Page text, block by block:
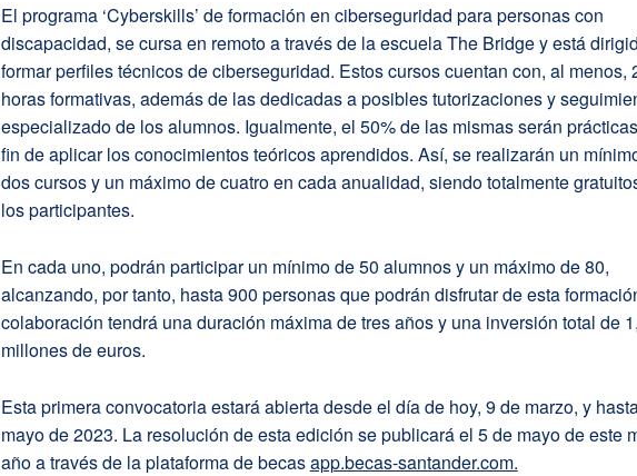
El programa ‘Cyberskills’ de formación en ciberseguridad para personas con
discapacidad, se cursa en remoto a través de la escuela The Bridge y está
formar perfiles técnicos de ciberseguridad. Estos cursos cuentan con, al menos,
horas formativas, además de las dedicadas a posibles tutorizaciones y
especializado de los alumnos. Igualmente, el 50% de las mismas serán
fin de aplicar los conocimientos teóricos aprendidos. Así, se realizarán un
dos cursos y un máximo de cuatro en cada anualidad, siendo totalmente
los participantes.
En cada uno, podrán participar un mínimo de 50 alumnos y un máximo de 80,
alcanzando, por tanto, hasta 900 personas que podrán disfrutar de esta
colaboración tendrá una duración máxima de tres años y una inversión total de
millones de euros.
Esta primera convocatoria estará abierta desde el día de hoy, 9 de marzo, y
mayo de 2023. La resolución de esta edición se publicará el 5 de mayo de este
año a través de la plataforma de becasapp.becas-santander.com.